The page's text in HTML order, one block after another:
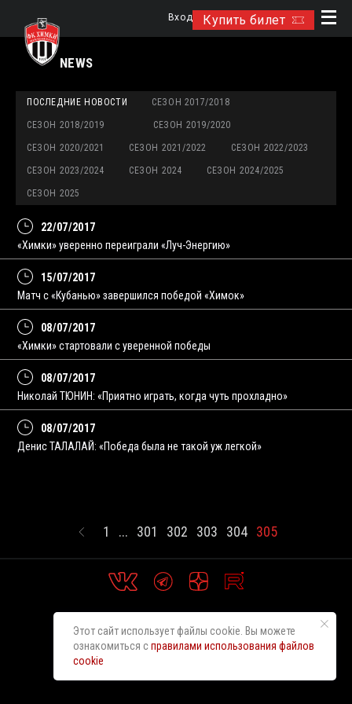
Купить билет
Вход
NEWS
ПОСЛЕДНИЕ НОВОСТИ СЕЗОН 2017/2018
СЕЗОН 2018/2019 СЕЗОН 2019/2020
СЕЗОН 2020/2021 СЕЗОН 2021/2022 СЕЗОН 2022/2023
СЕЗОН 2023/2024 СЕЗОН 2024 СЕЗОН 2024/2025
СЕЗОН 2025
22/07/2017
«Химки» уверенно переиграли «Луч-Энергию»
15/07/2017
Матч с «Кубанью» завершился победой «Химок»
08/07/2017
«Химки» стартовали с уверенной победы
08/07/2017
Николай ТЮНИН: «Приятно играть, когда чуть прохладно»
08/07/2017
Денис ТАЛАЛАЙ: «Победа была не такой уж легкой»
1 ... 301 302 303 304 305
Этот сайт использует файлы cookie. Вы можете
ознакомиться справилами использования файлов
cookie